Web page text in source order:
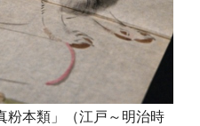
本類」（江戸～明治時